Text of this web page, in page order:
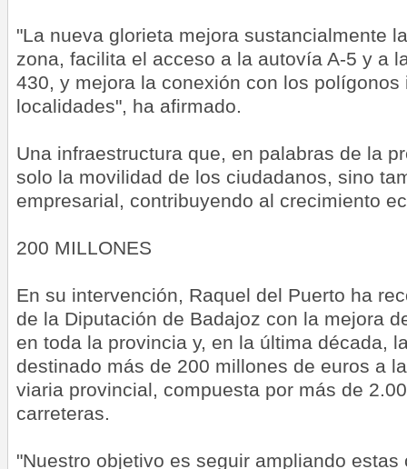
"La nueva glorieta mejora sustancialmente
zona, facilita el acceso a la autovía A-5 y a
430, y mejora la conexión con los
localidades", ha afirmado.
Una infraestructura que, en palabras de la
solo la movilidad de los ciudadanos, sino
empresarial, contribuyendo al crecimiento
200 MILLONES
En su intervención, Raquel del Puerto ha
de la Diputación de Badajoz con la mejora
en toda la provincia y, en la última década,
destinado más de 200 millones de euros a
viaria provincial, compuesta por más de
carreteras.
"Nuestro objetivo es seguir ampliando